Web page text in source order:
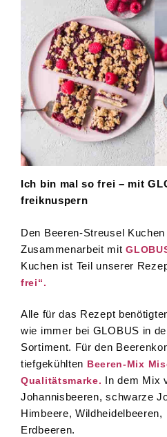
Ich bin mal so frei – mit
freiknuspern
Den Beeren-Streusel
Zusammenarbeit mit
Kuchen ist Teil unserer
frei“.
Alle für das Rezept
wie immer bei GLOBUS in
Sortiment. Für den
tiefgekühlten Beeren-Mix
Qualitätsmarke. In dem Mix
Johannisbeeren, schwarze
Himbeere, Wildheidelbeeren,
Erdbeeren.